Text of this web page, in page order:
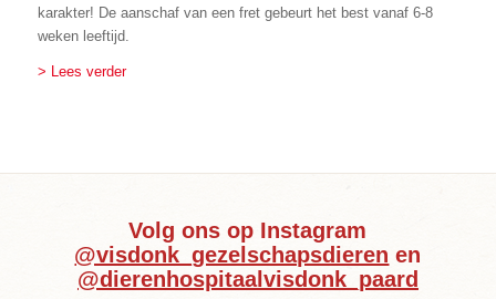
karakter! De aanschaf van een fret gebeurt het best vanaf 6-8
weken leeftijd.
> Lees verder
Volg ons op Instagram
@visdonk_gezelschapsdieren en
@dierenhospitaalvisdonk_paard